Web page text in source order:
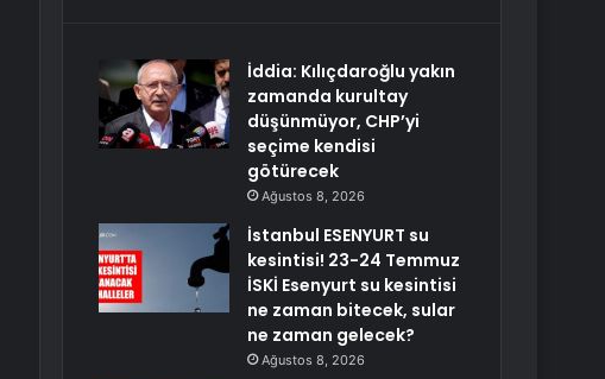
İddia: Kılıçdaroğlu yakın
zamanda kurultay
düşünmüyor, CHP’yi
seçime kendisi
götürecek
Ağustos 8, 2026
İstanbul ESENYURT su
kesintisi! 23-24 Temmuz
İSKİ Esenyurt su kesintisi
ne zaman bitecek, sular
ne zaman gelecek?
Ağustos 8, 2026